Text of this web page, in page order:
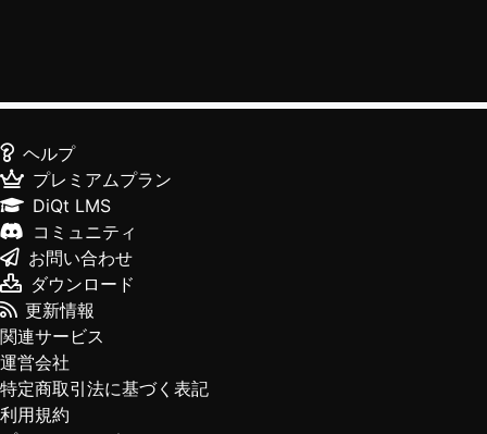
ヘルプ
プレミアムプラン
DiQt LMS
コミュニティ
お問い合わせ
ダウンロード
更新情報
関連サービス
運営会社
特定商取引法に基づく表記
利用規約